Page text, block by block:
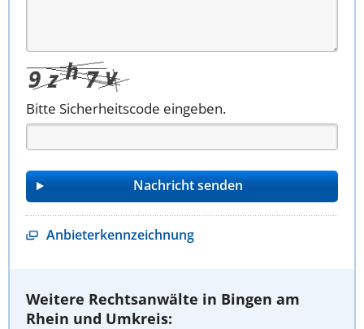
Bitte Sicherheitscode eingeben.
Anbieterkennzeichnung
Weitere Rechtsanwälte in Bingen am
Rhein und Umkreis: